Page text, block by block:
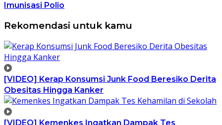
Imunisasi Polio
Rekomendasi untuk kamu
[VIDEO] Kerap Konsumsi Junk Food Beresiko Derita
Obesitas Hingga Kanker
[VIDEO] Kemenkes Ingatkan Dampak Tes